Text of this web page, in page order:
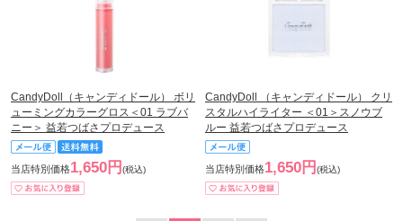
CandyDoll（キャンディドール） ボリ
ューミングカラーグロス＜01 ラブバ
ニー＞ 益若つばさプロデュース
当店特別価格1,650円 (税込)
CandyDoll （キャンディドール） クリ
スタルハイライター ＜01＞スノウブ
ルー 益若つばさプロデュース
当店特別価格1,650円 (税込)